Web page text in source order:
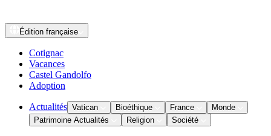
Édition française
Cotignac
Vacances
Castel Gandolfo
Adoption
Actualités Vatican Bioéthique France
Monde
Patrimoine Actualités
Religion Société